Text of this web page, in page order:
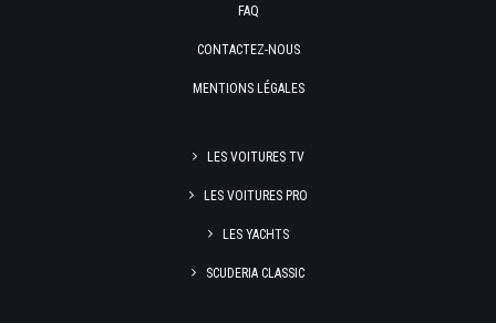
FAQ
CONTACTEZ-NOUS
MENTIONS LÉGALES
LES VOITURES TV
LES VOITURES PRO
LES YACHTS
SCUDERIA CLASSIC